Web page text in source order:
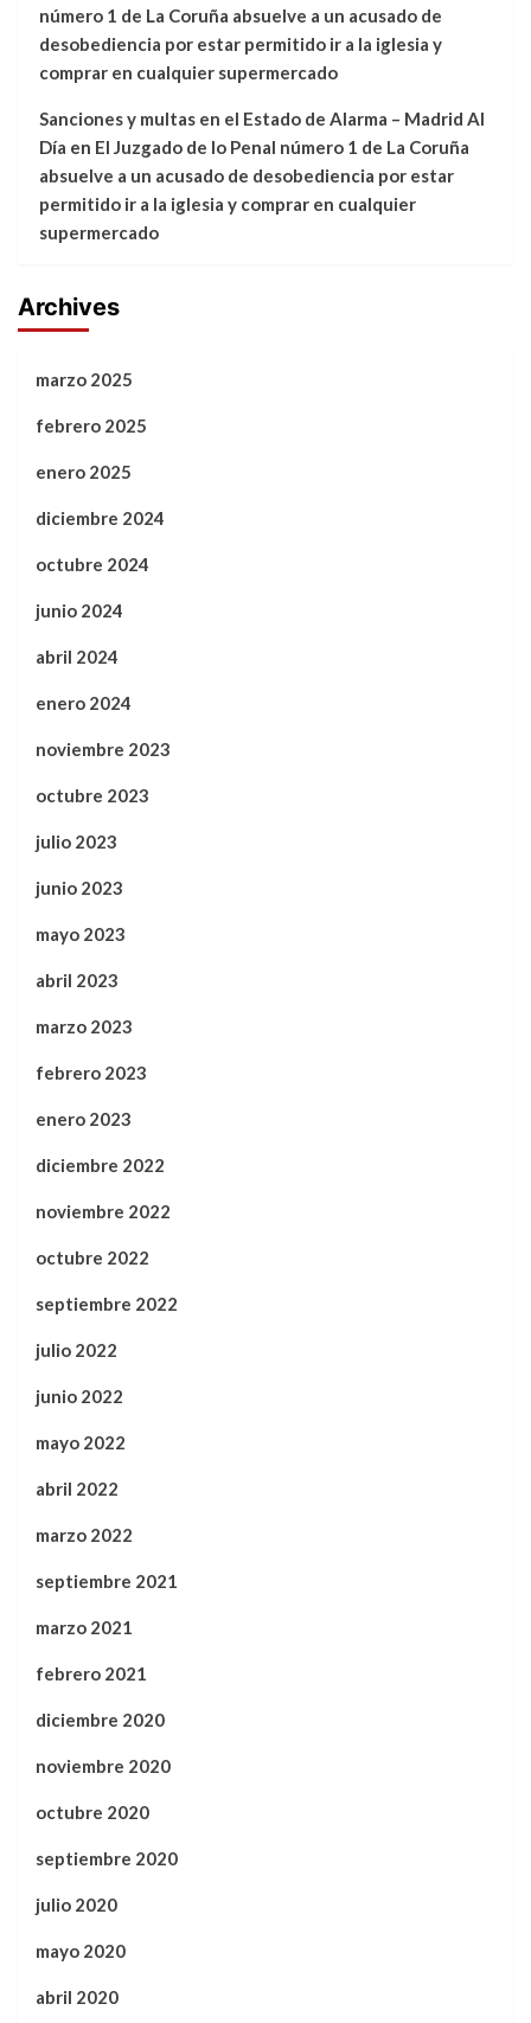
número 1 de La Coruña absuelve a un acusado de
desobediencia por estar permitido ir a la iglesia y
comprar en cualquier supermercado
Sanciones y multas en el Estado de Alarma – Madrid Al
Día en El Juzgado de lo Penal número 1 de La Coruña
absuelve a un acusado de desobediencia por estar
permitido ir a la iglesia y comprar en cualquier
supermercado
Archives
marzo 2025
febrero 2025
enero 2025
diciembre 2024
octubre 2024
junio 2024
abril 2024
enero 2024
noviembre 2023
octubre 2023
julio 2023
junio 2023
mayo 2023
abril 2023
marzo 2023
febrero 2023
enero 2023
diciembre 2022
noviembre 2022
octubre 2022
septiembre 2022
julio 2022
junio 2022
mayo 2022
abril 2022
marzo 2022
septiembre 2021
marzo 2021
febrero 2021
diciembre 2020
noviembre 2020
octubre 2020
septiembre 2020
julio 2020
mayo 2020
abril 2020